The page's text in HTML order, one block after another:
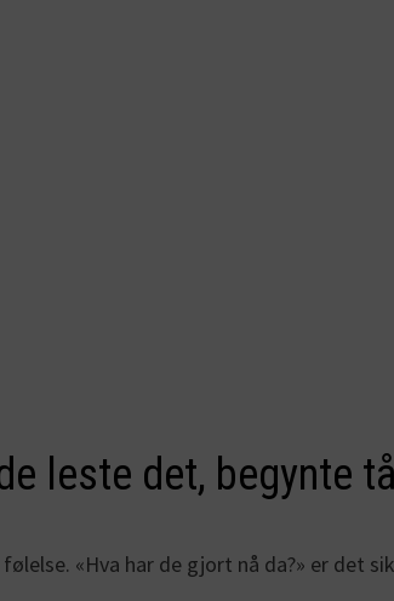
leste det, begynte
«Hva har de gjort nå da?» er det